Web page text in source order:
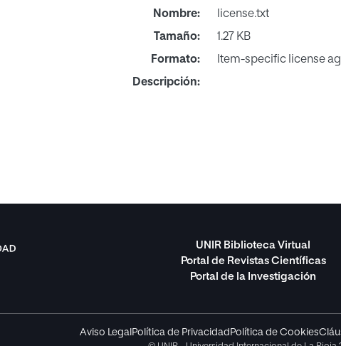
Nombre:
license.txt
Tamaño:
1.27 KB
Formato:
Item-specific license
Descripción:
UNIR Biblioteca Virtual
Portal de Revistas Científicas
Portal de la Investigación
Aviso Legal Política de Privacidad Política de Cookies